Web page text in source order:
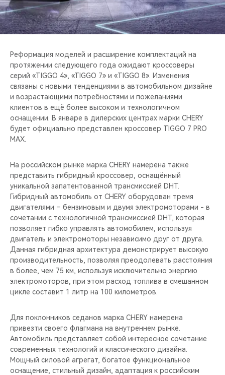
CHERY И СПОРТ
НАШИ МЕРОПРИЯТИЯ
ВИДЕООБЗОРЫ
CHERY ДЛЯ ДЕТЕЙ
Реформация моделей и расширение комплектаций на
протяжении следующего года ожидают кроссоверы
серий «TIGGO 4», «TIGGO 7» и «TIGGO 8». Изменения
связаны с новыми тенденциями в автомобильном дизайне
и возрастающими потребностями и пожеланиями
клиентов в ещё более высоком и технологичном
оснащении. В январе в дилерских центрах марки CHERY
будет официально представлен кроссовер TIGGO 7 PRO
MAX.
На российском рынке марка CHERY намерена также
представить гибридный кроссовер, оснащённый
уникальной запатентованной трансмиссией DHT.
Гибридный автомобиль от CHERY оборудован тремя
двигателями – бензиновым и двумя электромоторами - в
сочетании с технологичной трансмиссией DHT, которая
позволяет гибко управлять автомобилем, используя
двигатель и электромоторы независимо друг от друга.
Данная гибридная архитектура демонстрирует высокую
производительность, позволяя преодолевать расстояния
в более, чем 75 км, используя исключительно энергию
электромоторов, при этом расход топлива в смешанном
цикле составит 1 литр на 100 километров.
Для поклонников седанов марка CHERY намерена
привезти своего флагмана на внутреннем рынке.
Автомобиль представляет собой интересное сочетание
современных технологий и классического дизайна.
Мощный силовой агрегат, богатое функциональное
оснащение, стильный дизайн, адаптация к российским